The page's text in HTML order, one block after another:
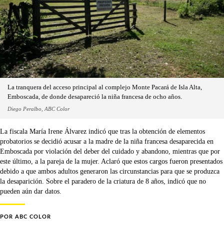
La tranquera del acceso principal al complejo Monte Pacará de Isla Alta,
Emboscada, de donde desapareció la niña francesa de ocho años.
Diego Peralbo, ABC Color
La fiscala María Irene Álvarez indicó que tras la obtención de elementos
probatorios se decidió acusar a la madre de la niña francesa desaparecida en
Emboscada por violación del deber del cuidado y abandono, mientras que por
este último, a la pareja de la mujer. Aclaró que estos cargos fueron presentados
debido a que ambos adultos generaron las circunstancias para que se produzca
la desaparición. Sobre el paradero de la criatura de 8 años, indicó que no
pueden aún dar datos.
POR ABC COLOR